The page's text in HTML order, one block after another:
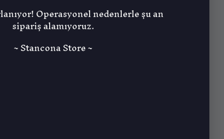
Operasyonel nedenlerle şu an
sipariş alamıyoruz.
~ Stancona Store ~